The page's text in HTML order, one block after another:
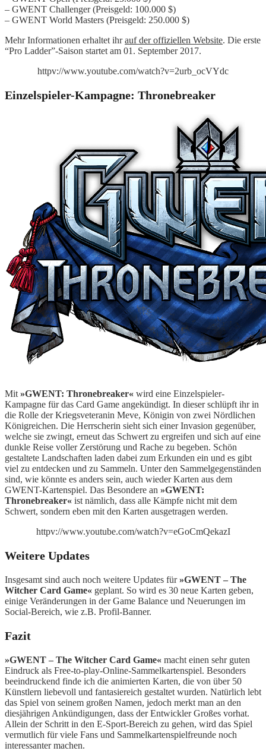
– GWENT Challenger (Preisgeld: 100.000 $)
– GWENT World Masters (Preisgeld: 250.000 $)
Mehr Informationen erhaltet ihrauf der offiziellen Website. Die erste
“Pro Ladder”-Saison startet am 01. September 2017.
httpv://www.youtube.com/watch?v=2urb_ocVYdc
Einzelspieler-Kampagne: Thronebreaker
Mit »GWENT: Thronebreaker« wird eine Einzelspieler-
Kampagne für das Card Game angekündigt. In dieser schlüpft ihr in
die Rolle der Kriegsveteranin Meve, Königin von zwei Nördlichen
Königreichen. Die Herrscherin sieht sich einer Invasion gegenüber,
welche sie zwingt, erneut das Schwert zu ergreifen und sich auf eine
dunkle Reise voller Zerstörung und Rache zu begeben. Schön
gestaltete Landschaften laden dabei zum Erkunden ein und es gibt
viel zu entdecken und zu Sammeln. Unter den Sammelgegenständen
sind, wie könnte es anders sein, auch wieder Karten aus dem
GWENT-Kartenspiel. Das Besondere an »GWENT:
Thronebreaker« ist nämlich, dass alle Kämpfe nicht mit dem
Schwert, sondern eben mit den Karten ausgetragen werden.
httpv://www.youtube.com/watch?v=eGoCmQekazI
Weitere Updates
Insgesamt sind auch noch weitere Updates für»GWENT – The
Witcher Card Game« geplant. So wird es 30 neue Karten geben,
einige Veränderungen in der Game Balance und Neuerungen im
Social-Bereich, wie z.B. Profil-Banner.
Fazit
»GWENT – The Witcher Card Game« macht einen sehr guten
Eindruck als Free-to-play-Online-Sammelkartenspiel. Besonders
beeindruckend finde ich die animierten Karten, die von über 50
Künstlern liebevoll und fantasiereich gestaltet wurden. Natürlich lebt
das Spiel von seinem großen Namen, jedoch merkt man an den
diesjährigen Ankündigungen, dass der Entwickler Großes vorhat.
Allein der Schritt in den E-Sport-Bereich zu gehen, wird das Spiel
vermutlich für viele Fans und Sammelkartenspielfreunde noch
interessanter machen.